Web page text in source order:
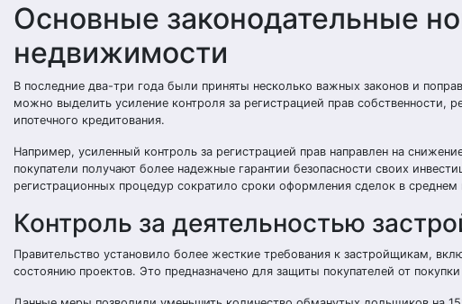
Основные законодательные
недвижимости
В последние два-три года были приняты несколько важных законов и
можно выделить усиление контроля за регистрацией прав собственности,
ипотечного кредитования.
Например, усиленный контроль за регистрацией прав направлен на
покупатели получают более надежные гарантии безопасности своих
регистрационных процедур сократило сроки оформления сделок в среднем
Контроль за деятельностью
Правительство установило более жесткие требования к застройщикам,
состоянию проектов. Это предназначено для защиты покупателей от